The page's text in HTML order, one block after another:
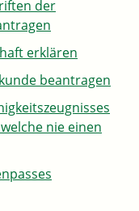
der
erklären
beantragen
nie einen